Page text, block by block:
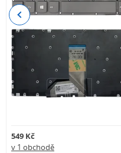
549 Kč
v 1 obchodě
Previous